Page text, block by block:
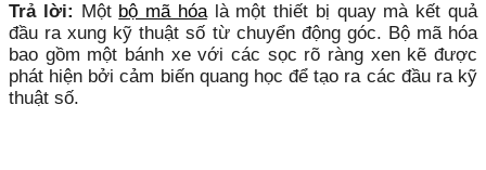
Trả lời: Một bộ mã hóalà một thiết bị quay mà kết quả
đầu ra xung kỹ thuật số từ chuyển động góc. Bộ mã hóa
bao gồm một bánh xe với các sọc rõ ràng xen kẽ được
phát hiện bởi cảm biến quang học để tạo ra các đầu ra kỹ
thuật số.